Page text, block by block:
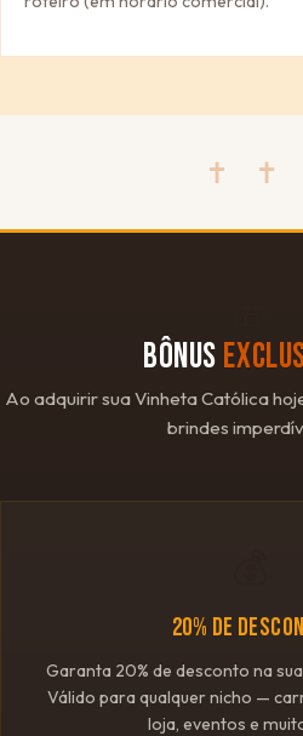
✝ ✝
BÔNUS
Ao adquirir sua Vinheta Católica
brindes
20% DE
Garanta 20% de desconto na
Válido para qualquer nicho —
loja, eventos e